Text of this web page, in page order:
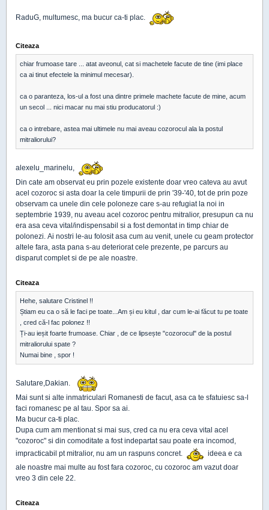
RaduG, multumesc, ma bucur ca-ti plac.
Citeaza
chiar frumoase tare ... atat aveonul, cat si machetele facute de tine (imi place
ca ai tinut efectele la minimul mecesar).
ca o paranteza, los-ul a fost una dintre primele machete facute de mine, acum
un secol ... nici macar nu mai stiu producatorul :)
ca o intrebare, astea mai ultimele nu mai aveau cozorocul ala la postul
mitraliorului?
alexelu_marinelu,
Din cate am observat eu prin pozele existente doar vreo cateva au avut
acel cozoroc si asta doar la cele timpurii de prin '39-'40, tot de prin poze
observam ca unele din cele poloneze care s-au refugiat la noi in
septembrie 1939, nu aveau acel cozoroc pentru mitralior, presupun ca nu
era asa ceva vital/indispensabil si a fost demontat in timp chiar de
polonezi. Ai nostri le-au folosit asa cum au venit, unele cu geam protector
altele fara, asta pana s-au deteriorat cele prezente, pe parcurs au
disparut complet si de pe ale noastre.
Citeaza
Hehe, salutare Cristinel !!
Știam eu ca o să le faci pe toate...Am și eu kitul , dar cum le-ai făcut tu pe toate
, cred că-l fac polonez !!
Ți-au ieșit foarte frumoase. Chiar , de ce lipsește "cozorocul" de la postul
mitraliorului spate ?
Numai bine , spor !
Salutare,Dakian.
Mai sunt si alte inmatriculari Romanesti de facut, asa ca te sfatuiesc sa-l
faci romanesc pe al tau. Spor sa ai.
Ma bucur ca-ti plac.
Dupa cum am mentionat si mai sus, cred ca nu era ceva vital acel
"cozoroc" si din comoditate a fost indepartat sau poate era incomod,
impracticabil pt mitralior, nu am un raspuns concret.
ale noastre mai multe au fost fara cozoroc, cu cozoroc am vazut doar
vreo 3 din cele 22.
Citeaza